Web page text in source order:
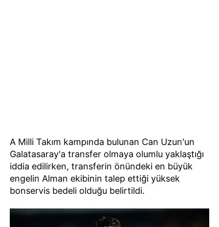
A Milli Takım kampında bulunan Can Uzun'un
Galatasaray'a transfer olmaya olumlu yaklaştığı
iddia edilirken, transferin önündeki en büyük
engelin Alman ekibinin talep ettiği yüksek
bonservis bedeli olduğu belirtildi.